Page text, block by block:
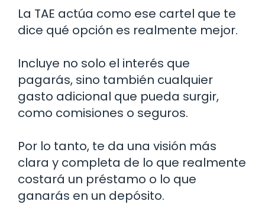
La TAE actúa como ese cartel que te
dice qué opción es realmente mejor.
Incluye no solo el interés que
pagarás, sino también cualquier
gasto adicional que pueda surgir,
como comisiones o seguros.
Por lo tanto, te da una visión más
clara y completa de lo que realmente
costará un préstamo o lo que
ganarás en un depósito.